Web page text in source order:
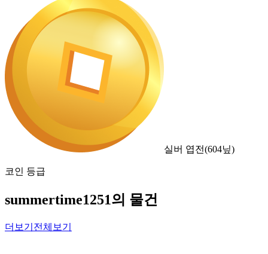
실버 엽전(604닢)
코인 등급
summertime1251의 물건
더보기 전체보기